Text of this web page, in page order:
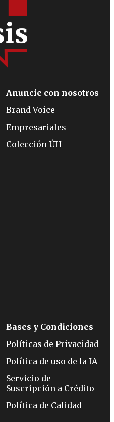
Anuncie con nosotros
Brand Voice
Empresariales
Colección ÚH
Bases y Condiciones
Políticas de Privacidad
Política de uso de la IA
Servicio de
Suscripción a Crédito
Política de Calidad